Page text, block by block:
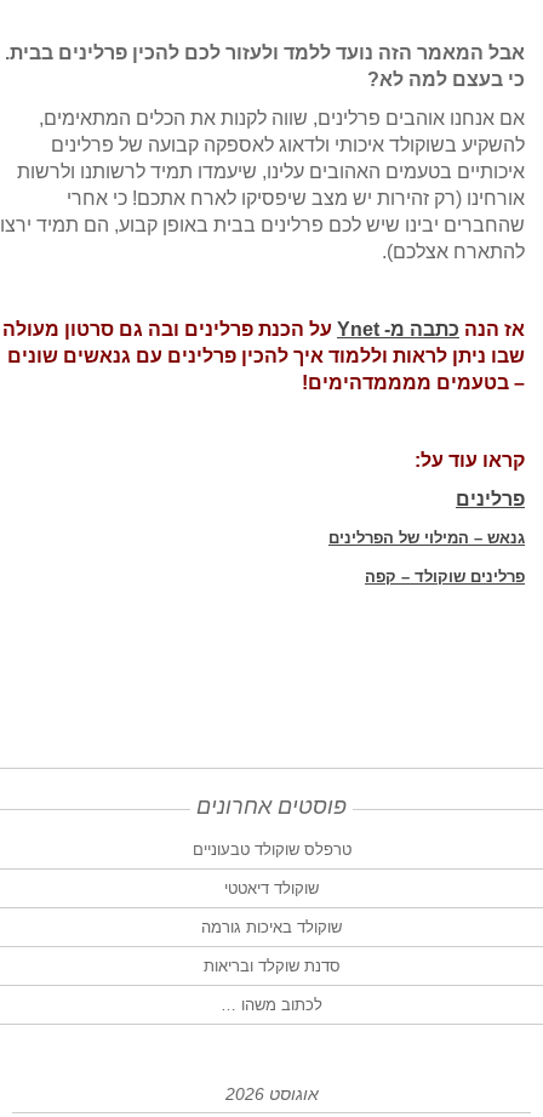
אבל המאמר הזה נועד ללמד ולעזור לכם להכין פרלינים בבית.
כי בעצם למה לא?
אם אנחנו אוהבים פרלינים, שווה לקנות את הכלים המתאימים,
להשקיע בשוקולד איכותי ולדאוג לאספקה קבועה של פרלינים
איכותיים בטעמים האהובים עלינו, שיעמדו תמיד לרשותנו ולרשות
אורחינו (רק זהירות יש מצב שיפסיקו לארח אתכם! כי אחרי
שהחברים יבינו שיש לכם פרלינים בבית באופן קבוע, הם תמיד ירצו
להתארח אצלכם).
אז הנה כתבה מ- Ynet
על הכנת פרלינים ובה גם סרטון מעולה
שבו ניתן לראות וללמוד איך להכין פרלינים עם גנאשים שונים
– בטעמים ממממדהימים!
קראו עוד על:
פרלינים
גנאש – המילוי של הפרלינים
פרלינים שוקולד – קפה
פוסטים אחרונים
טרפלס שוקולד טבעוניים
שוקולד דיאטטי
שוקולד באיכות גורמה
סדנת שוקלד ובריאות
לכתוב משהו …
אוגוסט 2026